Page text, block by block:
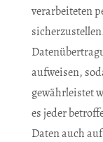
verarbeiteten
aufweisen,
gewährleistet
es jeder
Daten auch